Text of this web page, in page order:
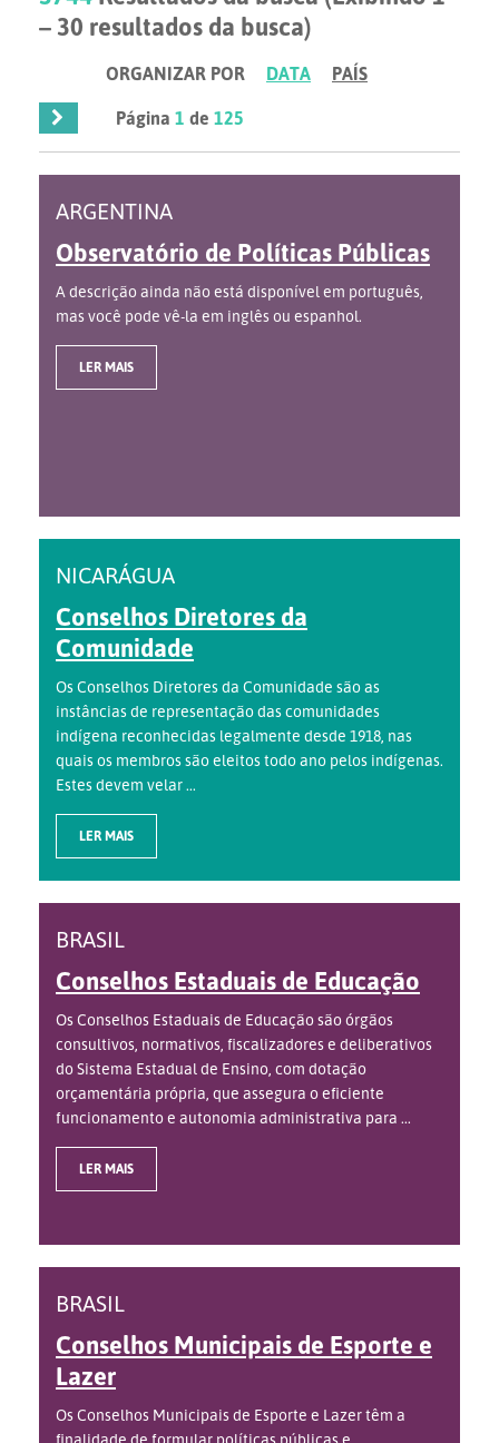
– 30 resultados da busca)
ORGANIZAR POR DATA
PAÍS
Página1 de125
ARGENTINA
Observatório de Políticas Públicas
A descrição ainda não está disponível em português,
mas você pode vê-la em inglês ou espanhol.
LER MAIS
NICARÁGUA
Conselhos Diretores da
Comunidade
Os Conselhos Diretores da Comunidade são as
instâncias de representação das comunidades
indígena reconhecidas legalmente desde 1918, nas
quais os membros são eleitos todo ano pelos indígenas.
Estes devem velar ...
LER MAIS
BRASIL
Conselhos Estaduais de Educação
Os Conselhos Estaduais de Educação são órgãos
consultivos, normativos, fiscalizadores e deliberativos
do Sistema Estadual de Ensino, com dotação
orçamentária própria, que assegura o eficiente
funcionamento e autonomia administrativa para ...
LER MAIS
BRASIL
Conselhos Municipais de Esporte e
Lazer
Os Conselhos Municipais de Esporte e Lazer têm a
finalidade de formular políticas públicas e